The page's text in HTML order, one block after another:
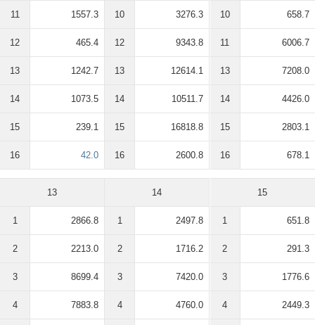
11 1557.3
12 465.4
13 1242.7
14 1073.5
15 239.1
16 42.0
10 3276.3
12 9343.8
13 12614.1
14 10511.7
15 16818.8
16 2600.8
10 658.7
11 6006.7
13 7208.0
14 4426.0
15 2803.1
16 678.1
13
1 2866.8
2 2213.0
3 8699.4
4 7883.8
14
1 2497.8
2 1716.2
3 7420.0
4 4760.0
15
1 651.8
2 291.3
3 1776.6
4 2449.3